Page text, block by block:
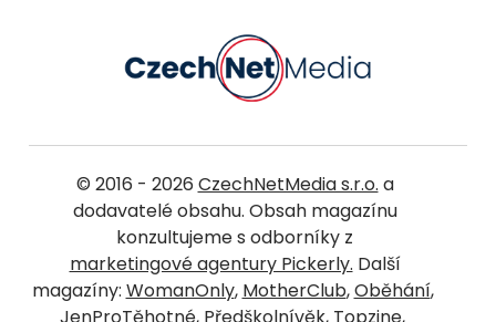
© 2016 - 2026 CzechNetMedia s.r.o. a
dodavatelé obsahu. Obsah magazínu
konzultujeme s odborníky z
marketingové agentury Pickerly. Další
magazíny: WomanOnly, MotherClub,Oběhání,